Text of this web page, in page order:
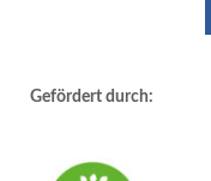
Gefördert durch: